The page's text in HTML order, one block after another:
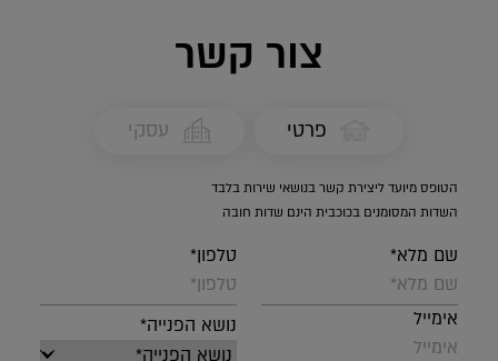
צור קשר
פרטי עסקי
הטופס מיועד ליצירת קשר בנושאי שירות בלבד
השדות המסומנים בכוכבית הינם שדות חובה
שם מלא* טלפון*
אימייל נושא הפנייה*